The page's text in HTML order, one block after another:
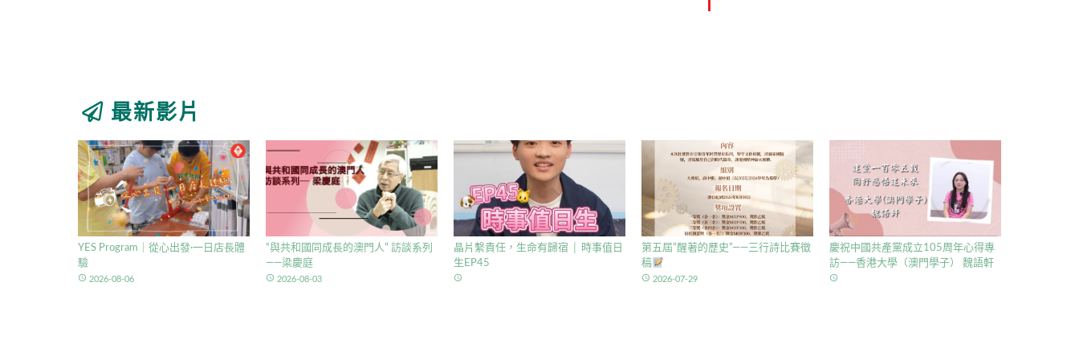
最新影片
YES Program｜從心出發·一日店長體
驗
access_time 2026-08-06
“與共和國同成長的澳門人” 訪談系列
——梁慶庭
access_time 2026-08-03
晶片繫責任，生命有歸宿 │ 時事值日
生EP45
access_time
第五屆”醒著的歷史”——三行詩比賽徵
稿
access_time 2026-07-29
慶祝中國共產黨成立105周年心得專
訪——香港大學（澳門學子） 魏語軒
access_time